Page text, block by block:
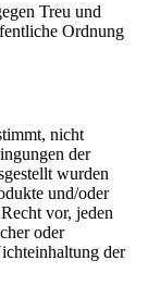
Treu und
Ordnung
nicht
der
wurden
und/oder
vor, jeden
oder
der